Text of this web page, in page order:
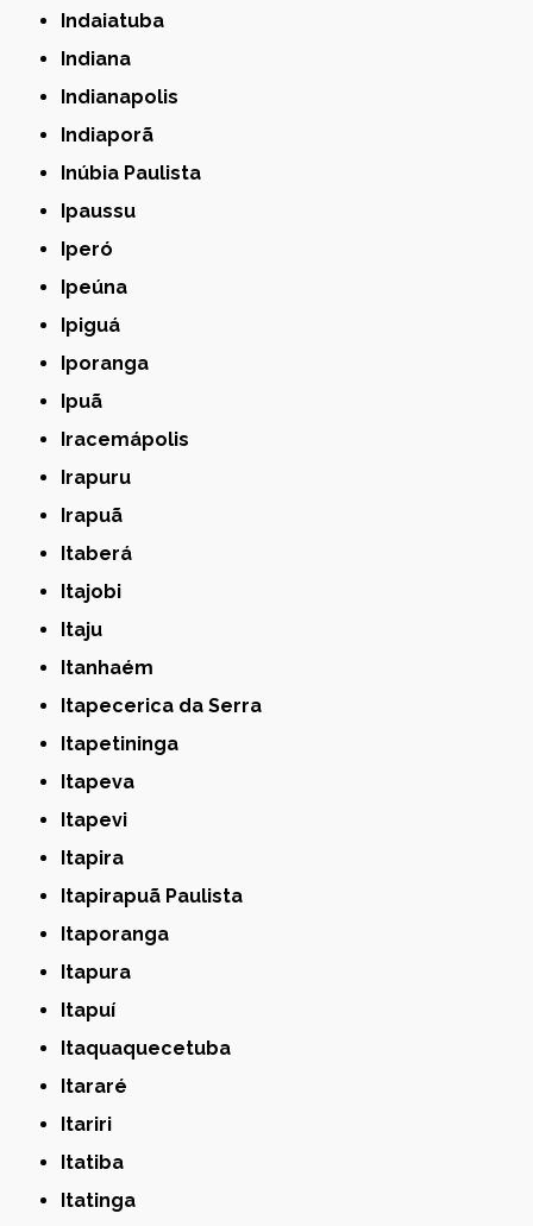
Indaiatuba
Indiana
Indianapolis
Indiaporã
Inúbia Paulista
Ipaussu
Iperó
Ipeúna
Ipiguá
Iporanga
Ipuã
Iracemápolis
Irapuru
Irapuã
Itaberá
Itajobi
Itaju
Itanhaém
Itapecerica da Serra
Itapetininga
Itapeva
Itapevi
Itapira
Itapirapuã Paulista
Itaporanga
Itapura
Itapuí
Itaquaquecetuba
Itararé
Itariri
Itatiba
Itatinga